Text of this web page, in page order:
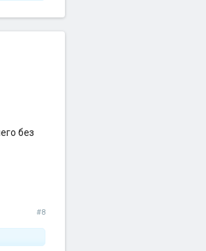
без
#8